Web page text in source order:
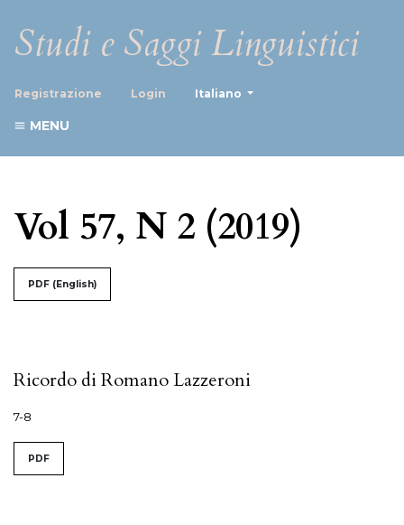
Studi e Saggi Linguistici
Registrazione Login Italiano
MENU
Vol 57, N 2 (2019)
##issue.tableOfContents##
PDF (English)
Ricordo di Romano Lazzeroni
7-8
PDF